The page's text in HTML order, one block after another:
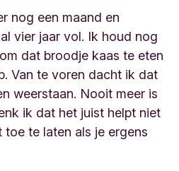
nog een maand en
vier jaar vol. Ik houd nog
dat broodje kaas te eten
Van te voren dacht ik dat
weerstaan. Nooit meer is
ik dat het juist helpt niet
te laten als je ergens